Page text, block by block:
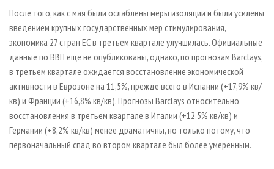
После того, как с мая были ослаблены меры изоляции и были усилены
введением крупных государственных мер стимулирования,
экономика 27 стран ЕС в третьем квартале улучшилась. Официальные
данные по ВВП еще не опубликованы, однако, по прогнозам Barclays,
в третьем квартале ожидается восстановление экономической
активности в Еврозоне на 11,5%, прежде всего в Испании (+17,9% кв/
кв) и Франции (+16,8% кв/кв). Прогнозы Barclays относительно
восстановления в третьем квартале в Италии (+12,5% кв/кв) и
Германии (+8,2% кв/кв) менее драматичны, но только потому, что
первоначальный спад во втором квартале был более умеренным.